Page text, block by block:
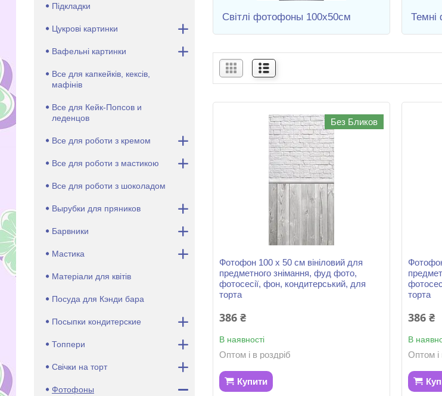
Світлі фотофоны 100х50см Темні
Без Бликов
Фотофон 100 х 50 см вініловий для
предметного знімання, фуд фото,
фотосесії, фон, кондитерський, для
торта
386 ₴
В наявності
Оптом і в роздріб
Купити
торта
386 ₴
В
Оптом і
Підкладки
Цукрові картинки
Вафельні картинки
Все для капкейків, кексів,
мафінів
Все для Кейк-Попсов и
леденцов
Все для роботи з кремом
Все для роботи з мастикою
Все для роботи з шоколадом
Вырубки для пряников
Барвники
Мастика
Матеріали для квітів
Посуда для Кэнди бара
Посыпки кондитерские
Топпери
Свічки на торт
Фотофоны